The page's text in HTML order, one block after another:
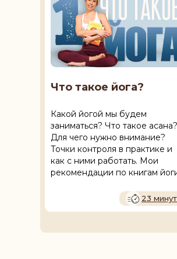
Какой йогой мы будем
заниматься? Что такое асана?
Для чего нужно внимание?
Точки контроля в практике и
как с ними работать. Мои
рекомендации по книгам
23
Что такое йога?